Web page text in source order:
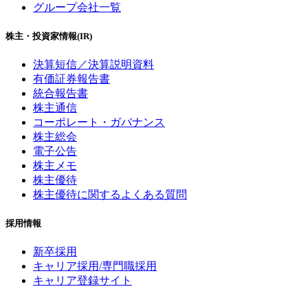
グループ会社一覧
株主・投資家情報(IR)
決算短信／決算説明資料
有価証券報告書
統合報告書
株主通信
コーポレート・ガバナンス
株主総会
電子公告
株主メモ
株主優待
株主優待に関するよくある質問
採用情報
新卒採用
キャリア採用/専門職採用
キャリア登録サイト